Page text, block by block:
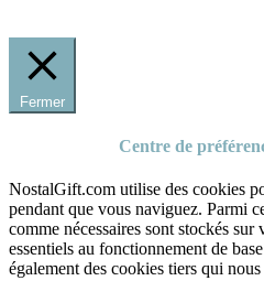
Fermer
Centre de
NostalGift.com utilise des cookies
pendant que vous naviguez. Parmi
comme nécessaires sont stockés
essentiels au fonctionnement de
également des cookies tiers qui